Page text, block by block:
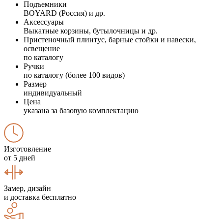
Подъемники
BOYARD (Россия) и др.
Аксессуары
Выкатные корзины, бутылочницы и др.
Пристеночный плинтус, барные стойки и навески,
освещение
по каталогу
Ручки
по каталогу (более 100 видов)
Размер
индивидуальный
Цена
указана за базовую комплектацию
Изготовление
от 5 дней
Замер, дизайн
и доставка бесплатно